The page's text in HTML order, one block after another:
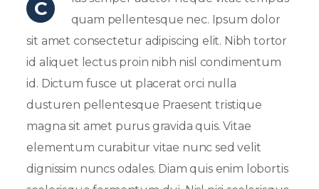
C
quam pellentesque nec. Ipsum dolor
sit amet consectetur adipiscing elit. Nibh tortor
id aliquet lectus proin nibh nisl condimentum
id. Dictum fusce ut placerat orci nulla
dusturen pellentesque Praesent tristique
magna sit amet purus gravida quis. Vitae
elementum curabitur vitae nunc sed velit
dignissim nuncs odales. Diam quis enim lobortis